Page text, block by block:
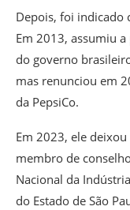
Depois, foi indicado
Em 2013, assumiu
do governo
mas renunciou em
da PepsiCo.
Em 2023, ele
membro de
Nacional da
do Estado de São